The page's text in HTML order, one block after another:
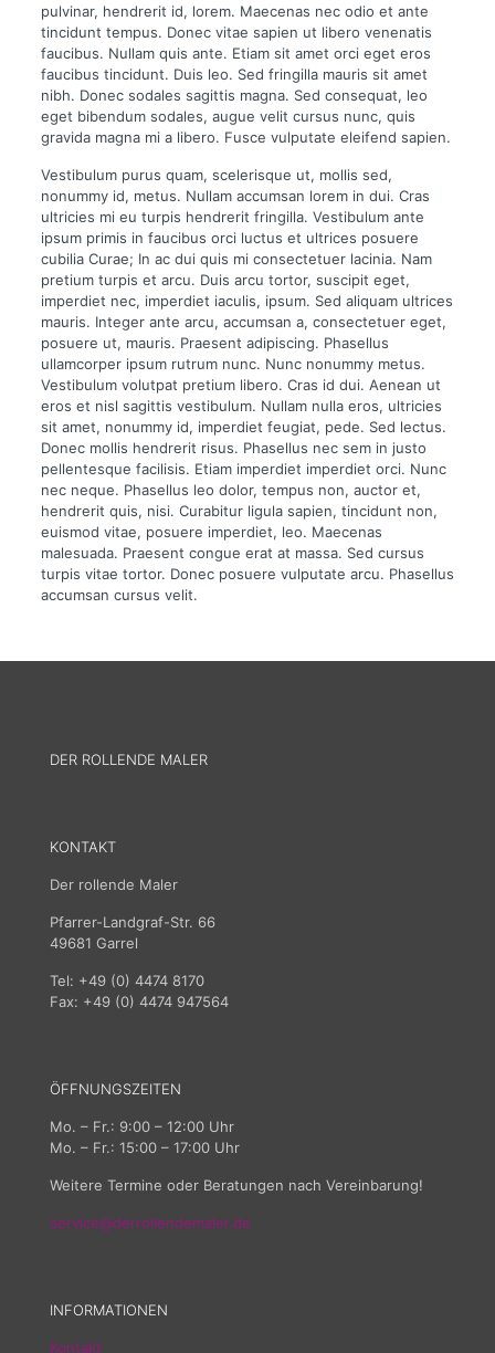
pulvinar, hendrerit id, lorem. Maecenas nec odio et ante
tincidunt tempus. Donec vitae sapien ut libero venenatis
faucibus. Nullam quis ante. Etiam sit amet orci eget eros
faucibus tincidunt. Duis leo. Sed fringilla mauris sit amet
nibh. Donec sodales sagittis magna. Sed consequat, leo
eget bibendum sodales, augue velit cursus nunc, quis
gravida magna mi a libero. Fusce vulputate eleifend sapien.
Vestibulum purus quam, scelerisque ut, mollis sed,
nonummy id, metus. Nullam accumsan lorem in dui. Cras
ultricies mi eu turpis hendrerit fringilla. Vestibulum ante
ipsum primis in faucibus orci luctus et ultrices posuere
cubilia Curae; In ac dui quis mi consectetuer lacinia. Nam
pretium turpis et arcu. Duis arcu tortor, suscipit eget,
imperdiet nec, imperdiet iaculis, ipsum. Sed aliquam ultrices
mauris. Integer ante arcu, accumsan a, consectetuer eget,
posuere ut, mauris. Praesent adipiscing. Phasellus
ullamcorper ipsum rutrum nunc. Nunc nonummy metus.
Vestibulum volutpat pretium libero. Cras id dui. Aenean ut
eros et nisl sagittis vestibulum. Nullam nulla eros, ultricies
sit amet, nonummy id, imperdiet feugiat, pede. Sed lectus.
Donec mollis hendrerit risus. Phasellus nec sem in justo
pellentesque facilisis. Etiam imperdiet imperdiet orci. Nunc
nec neque. Phasellus leo dolor, tempus non, auctor et,
hendrerit quis, nisi. Curabitur ligula sapien, tincidunt non,
euismod vitae, posuere imperdiet, leo. Maecenas
malesuada. Praesent congue erat at massa. Sed cursus
turpis vitae tortor. Donec posuere vulputate arcu. Phasellus
accumsan cursus velit.
DER ROLLENDE MALER
KONTAKT
Der rollende Maler
Pfarrer-Landgraf-Str. 66
49681 Garrel
Tel: +49 (0) 4474 8170
Fax: +49 (0) 4474 947564
ÖFFNUNGSZEITEN
Mo. – Fr.: 9:00 – 12:00 Uhr
Mo. – Fr.: 15:00 – 17:00 Uhr
Weitere Termine oder Beratungen nach Vereinbarung!
service@derrollendemaler.de
INFORMATIONEN
Kontakt